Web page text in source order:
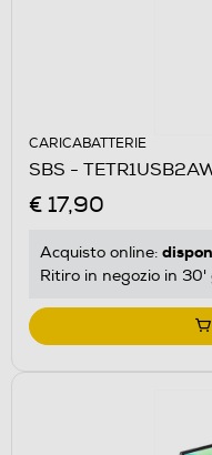
CARICABATTERIE
SBS -
€ 17,90
Acquisto online:
Ritiro in negozio in